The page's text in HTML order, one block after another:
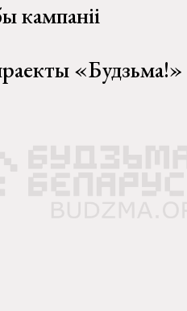
кампаніі
«Будзьма!»